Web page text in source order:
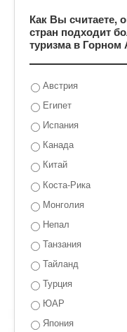
Как Вы считаете,
стран подходит
туризма в Горном
Австрия
Египет
Испания
Канада
Китай
Коста-Рика
Монголия
Непал
Танзания
Тайланд
Турция
ЮАР
Япония